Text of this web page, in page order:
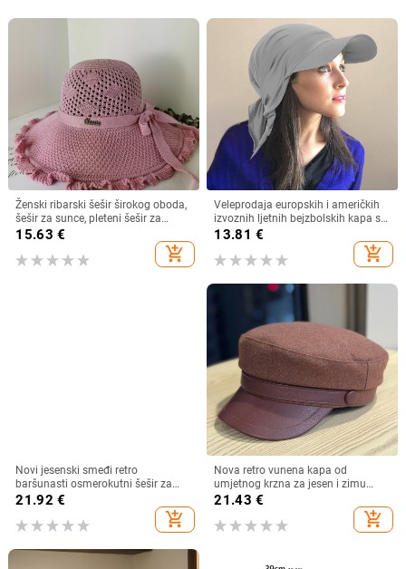
Ženski ribarski šešir širokog oboda,
šešir za sunce, pleteni šešir za
sunce, šešir za odmor na plaži, šešir
15.63 €
add_shopping_cart
Veleprodaja europskih i američkih
izvoznih ljetnih bejzbolskih kapa s
vezicom na leđima, vanjski šešir,
13.81 €
add_shopping_cart
Novi jesenski smeđi retro
baršunasti osmerokutni šešir za
muškarce i žene, nošen unatrag s
beretkom, univerzalni šešir u jednoj
boji za jesen i zimu
21.92 €
add_shopping_cart
Nova retro vunena kapa od
umjetnog krzna za jesen i zimu
2025. za žene, britanski
osmerokutni ravni cilindar za
književna putovanja
21.43 €
add_shopping_cart